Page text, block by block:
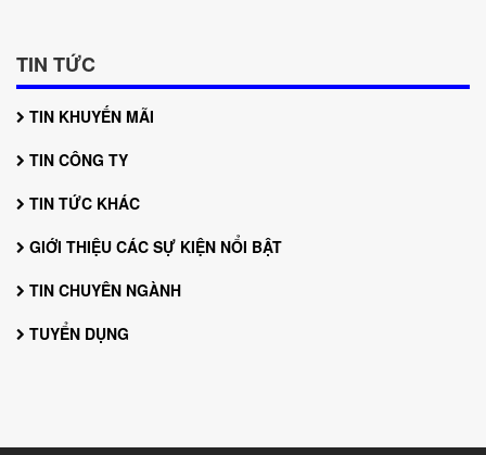
TIN TỨC
TIN KHUYẾN MÃI
TIN CÔNG TY
TIN TỨC KHÁC
GIỚI THIỆU CÁC SỰ KIỆN NỔI BẬT
TIN CHUYÊN NGÀNH
TUYỂN DỤNG